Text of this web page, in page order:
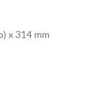
x 314 mm